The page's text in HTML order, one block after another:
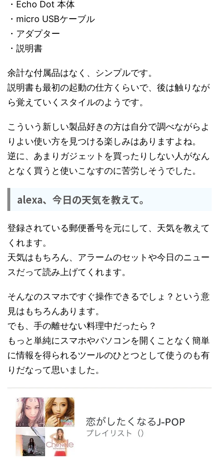
・Echo Dot 本体
・micro USBケーブル
・アダプター
・説明書
余計な付属品はなく、シンプルです。
説明書も最初の起動の仕方くらいで、後は触りなが
ら覚えていくスタイルのようです。
こういう新しい製品好きの方は自分で調べながらよ
りよい使い方を見つける楽しみはありますよね。
逆に、あまりガジェットを買ったりしない人がなん
となく買うと使いこなすのに苦労しそうでした。
alexa、今日の天気を教えて。
登録されている郵便番号を元にして、天気を教えて
くれます。
天気はもちろん、アラームのセットや今日のニュー
スだって読み上げてくれます。
そんなのスマホですぐ操作できるでしょ？という意
見はもちろんあります。
でも、手の離せない料理中だったら？
もっと単純にスマホやパソコンを開くことなく簡単
に情報を得られるツールのひとつとして使うのも有
りだなって思いました。